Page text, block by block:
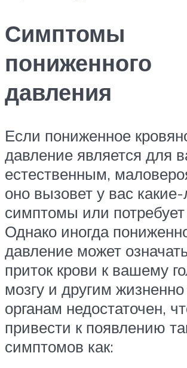
Симптомы
пониженного
давления
Если пониженное
давление является для
естественным,
оно вызовет у вас
симптомы или
Однако иногда
давление может
приток крови к вашему
мозгу и другим
органам недостаточен,
привести к появлению
симптомов как: